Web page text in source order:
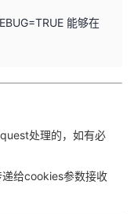
能够在
处理的，如有必
给cookies参数接收